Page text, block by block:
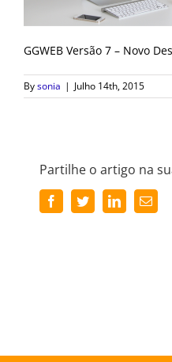
GGWEB Versão 7 – Novo
Bysonia | Julho 14th, 2015
Partilhe o artigo na
FacebookTwitterLinkedIn